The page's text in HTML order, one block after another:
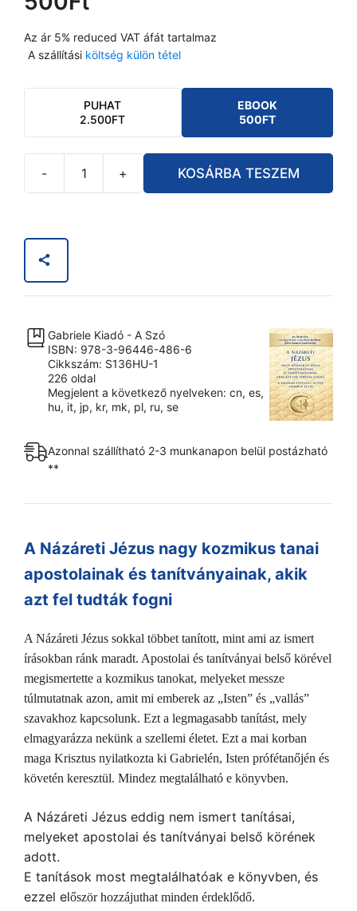
Az ár 5% reduced VAT áfát tartalmaz
A szállítási költség külön tétel
PUHAT
2.500FT
EBOOK
500FT
-
(E-
[Digital]
mennyiség
+ KOSÁRBA TESZEM
Gabriele Kiadó - A Szó
ISBN: 978-3-96446-486-6
Cikkszám: S136HU-1
226 oldal
Megjelent a következő nyelveken: cn, es,
hu, it, jp, kr, mk, pl, ru, se
Azonnal szállítható 2-3 munkanapon belül postázható
**
A Názáreti Jézus nagy kozmikus tanai
apostolainak és tanítványainak, akik
azt fel tudták fogni
A Názáreti Jézus sokkal többet tanított, mint ami az ismert
írásokban ránk maradt. Apostolai és tanítványai belső körével
megismertette a kozmikus tanokat, melyeket messze
túlmutatnak azon, amit mi emberek az „Isten” és „vallás”
szavakhoz kapcsolunk. Ezt a legmagasabb tanítást, mely
elmagyarázza nekünk a szellemi életet. Ezt a mai korban
maga Krisztus nyilatkozta ki Gabrielén, Isten prófétanőjén és
követén keresztül. Mindez megtalálható e könyvben.
A Názáreti Jézus eddig nem ismert tanításai,
melyeket apostolai és tanítványai belső körének
adott.
E tanítások most megtalálhatóak e könyvben, és
ezzel először hozzájuthat minden érdeklődő.